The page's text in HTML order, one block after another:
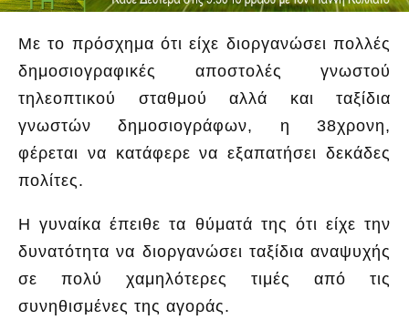
Με το πρόσχημα ότι είχε διοργανώσει πολλές
δημοσιογραφικές αποστολές γνωστού
τηλεοπτικού σταθμού αλλά και ταξίδια
γνωστών δημοσιογράφων, η 38χρονη,
φέρεται να κατάφερε να εξαπατήσει δεκάδες
πολίτες.
Η γυναίκα έπειθε τα θύματά της ότι είχε την
δυνατότητα να διοργανώσει ταξίδια αναψυχής
σε πολύ χαμηλότερες τιμές από τις
συνηθισμένες της αγοράς.